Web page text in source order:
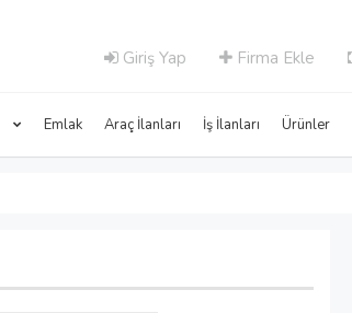
Giriş Yap Firma Ekle
Emlak Araç İlanları İş İlanları Ürünler